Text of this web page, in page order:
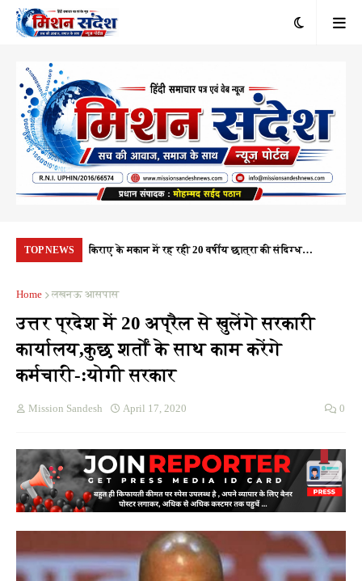
TOP NEWS
1.10 करोड़
किराए के मकान में रह रही 20 वर्षीय छात्रा की संदिग्ध
Home
लखनऊ आसपास
उत्तर प्रदेश में 20 अप्रैल से खुलेंगे सरकारी
कार्यालय,कुछ शर्तों के साथ काम करेंगे
कर्मचारी-:योगी सरकार
Mission Sandesh April 17, 2020 0